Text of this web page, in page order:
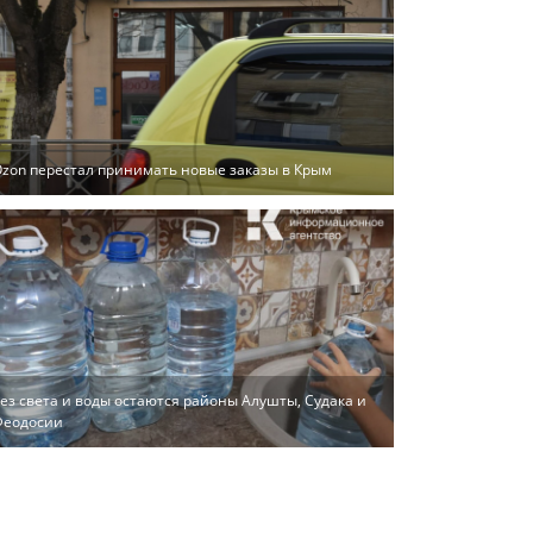
перестал принимать новые заказы в Крым
света и воды остаются районы Алушты, Судака и